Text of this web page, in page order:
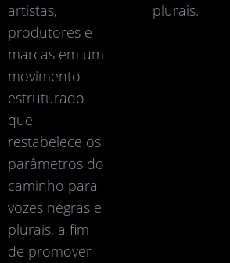
artistas,
produtores e
marcas em um
movimento
estruturado
que
restabelece os
parâmetros do
caminho para
vozes negras e
plurais, a fim
de promover
plurais.